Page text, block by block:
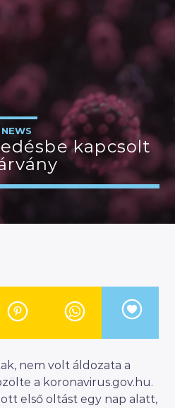
NEWS
kapcsolt
nem volt áldozata a
a koronavirus.gov.hu.
első oltást egy nap alatt,